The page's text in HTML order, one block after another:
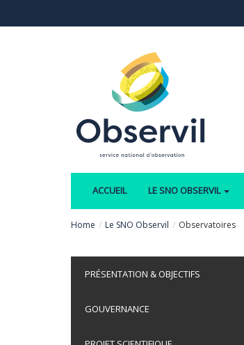
ACCUEIL LE SNO OBSERVIL
Home Le SNO Observil Observatoires
PRÉSENTATION & OBJECTIFS
GOUVERNANCE